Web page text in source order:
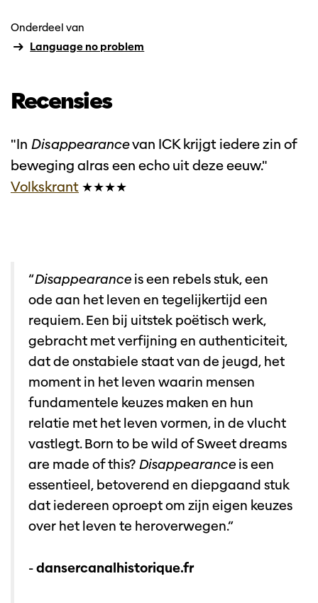
Onderdeel van
Language no problem
Recensies
"In Disappearancevan ICK krijgt iedere zin of
beweging alras een echo uit deze eeuw."
Volkskrant ★★★★
“Disappearance is een rebels stuk, een
ode aan het leven en tegelijkertijd een
requiem. Een bij uitstek poëtisch werk,
gebracht met verfijning en authenticiteit,
dat de onstabiele staat van de jeugd, het
moment in het leven waarin mensen
fundamentele keuzes maken en hun
relatie met het leven vormen, in de vlucht
vastlegt. Born to be wild of Sweet dreams
are made of this? Disappearance is een
essentieel, betoverend en diepgaand stuk
dat iedereen oproept om zijn eigen keuzes
over het leven te heroverwegen.”
-dansercanalhistorique.fr